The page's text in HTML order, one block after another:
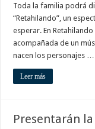
Toda la familia podrá
“Retahilando”, un
esperar. En
acompañada de un
nacen los personajes …
Leer más
Presentarán